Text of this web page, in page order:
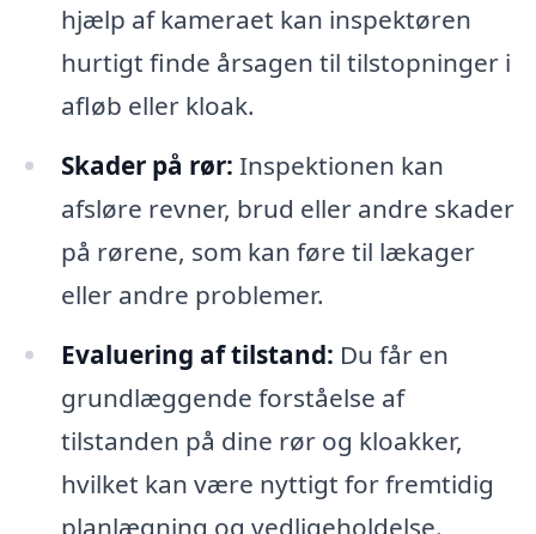
hjælp af kameraet kan inspektøren
hurtigt finde årsagen til tilstopninger i
afløb eller kloak.
Skader på rør: Inspektionen kan
afsløre revner, brud eller andre skader
på rørene, som kan føre til lækager
eller andre problemer.
Evaluering af tilstand: Du får en
grundlæggende forståelse af
tilstanden på dine rør og kloakker,
hvilket kan være nyttigt for fremtidig
planlægning og vedligeholdelse.